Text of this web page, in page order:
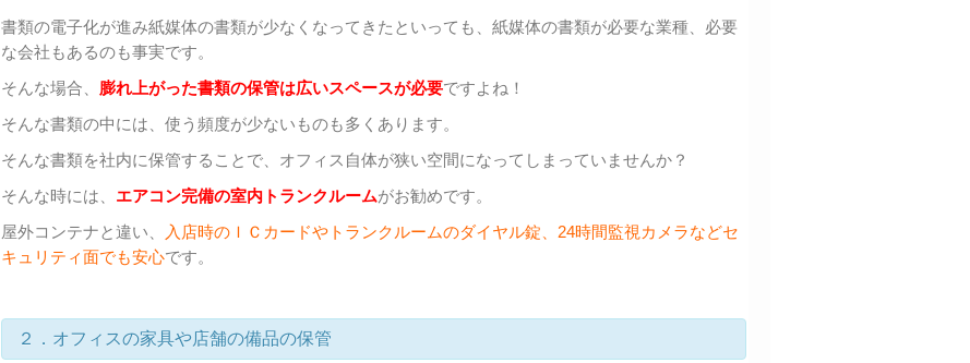
書類の電子化が進み紙媒体の書類が少なくなってきたといっても、紙媒体の書類が必要な業種、必要
な会社もあるのも事実です。
そんな場合、 膨れ上がった書類の保管は広いスペースが必要ですよね！
そんな書類の中には、使う頻度が少ないものも多くあります。
そんな書類を社内に保管することで、オフィス自体が狭い空間になってしまっていませんか？
そんな時には、 エアコン完備の室内トランクルームがお勧めです。
屋外コンテナと違い、
入店時のＩＣカードやトランクルームのダイヤル錠、24時間監視カメラなどセ
キュリティ面でも安心です。
２．オフィスの家具や店舗の備品の保管